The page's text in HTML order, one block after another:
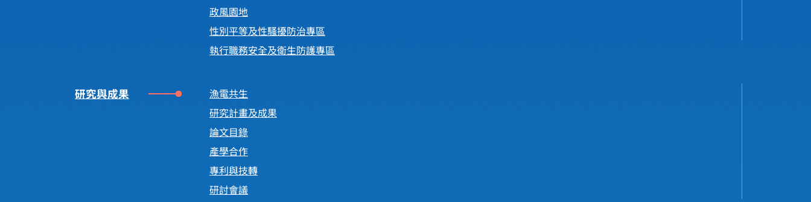
政風園地
性別平等及性騷擾防治專區
執行職務安全及衛生防護專區
研究與成果
漁電共生
研究計畫及成果
論文目錄
產學合作
專利與技轉
研討會議